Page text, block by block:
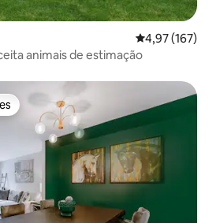
4,97 de uma
4,97 (167)
animais de estimação